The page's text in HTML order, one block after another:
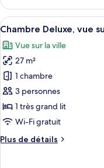
vue
sur
la
ville
Chambre
Deluxe,
baignoire,
sur
la
ville
Afficher
toutes
les
photos
pour
ce
type
de
chambre :
Chambre
4
Chambre Deluxe, vue
Vue sur la ville
27 m²
1 chambre
3 personnes
1 très grand lit
Wi-Fi gratuit
Plus de détails
Plus